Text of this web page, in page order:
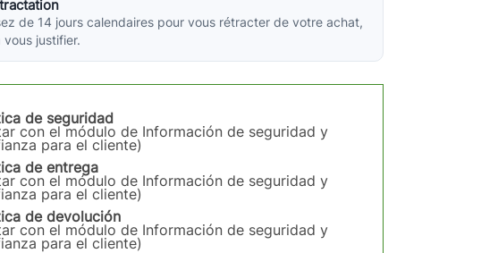
de 14 jours calendaires pour vous rétracter de votre achat,
vous justifier.
de seguridad
con el módulo de Información de seguridad y
para el cliente)
de entrega
con el módulo de Información de seguridad y
para el cliente)
de devolución
con el módulo de Información de seguridad y
para el cliente)